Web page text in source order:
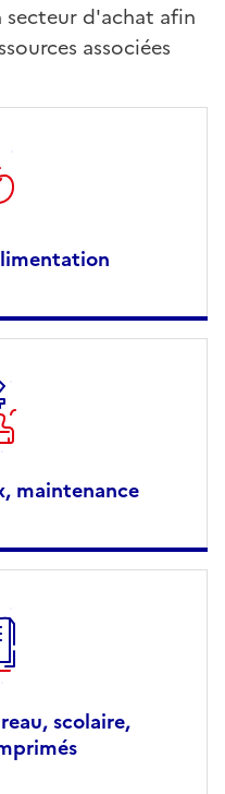
d'achat afin
associées
maintenance
scolaire,